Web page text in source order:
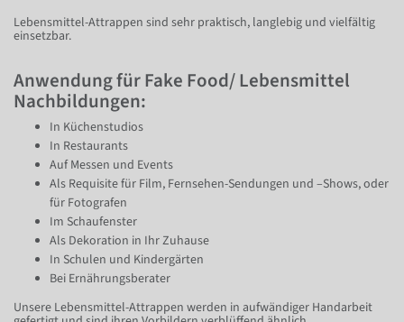
Lebensmittel-Attrappen sind sehr praktisch, langlebig und vielfältig
einsetzbar.
Anwendung für Fake Food/ Lebensmittel
Nachbildungen:
In Küchenstudios
In Restaurants
Auf Messen und Events
Als Requisite für Film, Fernsehen-Sendungen und –Shows, oder
für Fotografen
Im Schaufenster
Als Dekoration in Ihr Zuhause
In Schulen und Kindergärten
Bei Ernährungsberater
Unsere Lebensmittel-Attrappen werden in aufwändiger Handarbeit